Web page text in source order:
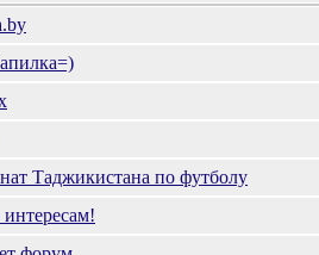
Таджикистана по футболу